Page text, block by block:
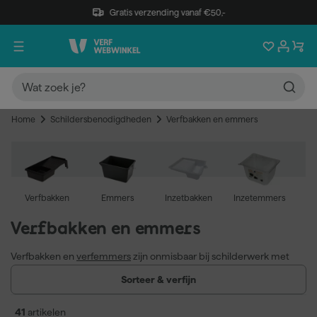
Gratis verzending vanaf €50,-
Home Schildersbenodigdheden Verfbakken en emmers
Verfbakken Emmers Inzetbakken Inzetemmers
Verfbakken en emmers
Verfbakken en verfemmers zijn onmisbaar bij schilderwerk met
roller of kwast. Een verfbak gebruik je om de roller gelijkmatig te
laden met verf; een verfemmer is geschikt voor grotere
Sorteer & verfijn
41 artikelen